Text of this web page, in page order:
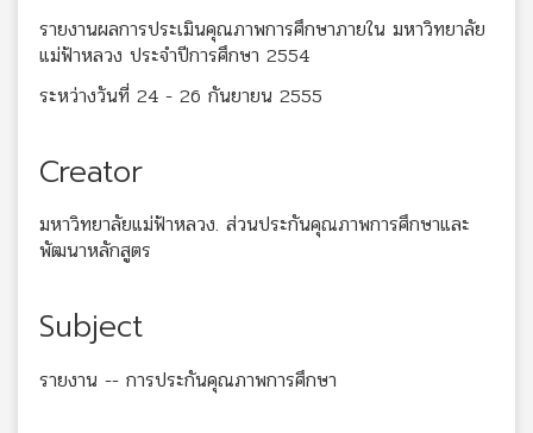
รายงานผลการประเมินคุณภาพการศึกษาภายใน มหาวิทยาลัย
แม่ฟ้าหลวง ประจำปีการศึกษา 2554
ระหว่างวันที่ 24 - 26 กันยายน 2555
Creator
มหาวิทยาลัยแม่ฟ้าหลวง. ส่วนประกันคุณภาพการศึกษาและ
พัฒนาหลักสูตร
Subject
รายงาน -- การประกันคุณภาพการศึกษา